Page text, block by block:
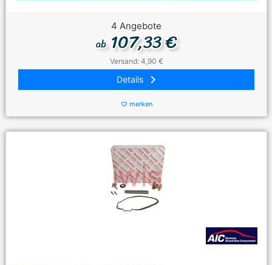
4 Angebote
ab107,33 €
Versand: 4,90 €
Details keyboard_arrow_right
favorite_border merken